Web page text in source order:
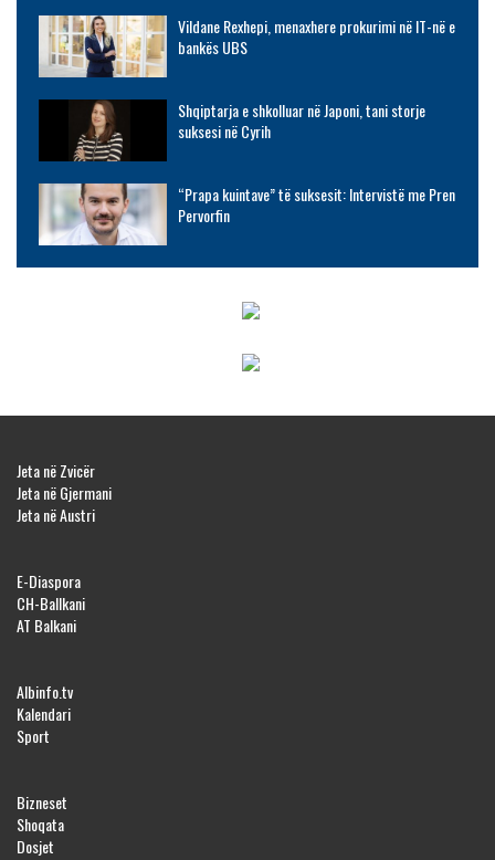
Vildane Rexhepi, menaxhere prokurimi në IT-në e
bankës UBS
Shqiptarja e shkolluar në Japoni, tani storje
suksesi në Cyrih
“Prapa kuintave” të suksesit: Intervistë me Pren
Pervorfin
Jeta në Zvicër
Jeta në Gjermani
Jeta në Austri
E-Diaspora
CH-Ballkani
AT Balkani
Albinfo.tv
Kalendari
Sport
Bizneset
Shoqata
Dosjet